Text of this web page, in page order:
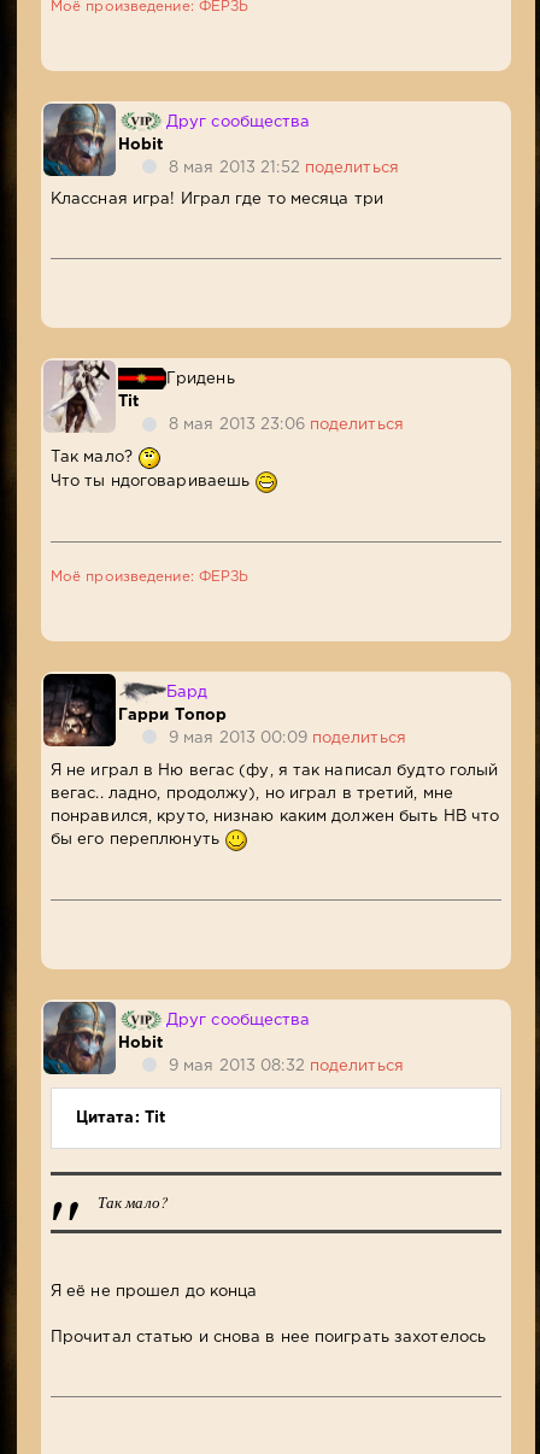
Моё произведение: ФЕРЗЬ
Друг сообщества
Hobit
8 мая 2013 21:52 поделиться
Классная игра! Играл где то месяца три
Гридень
Tit
8 мая 2013 23:06 поделиться
Так мало?
Что ты ндоговариваешь
Моё произведение: ФЕРЗЬ
Бард
Гарри Топор
9 мая 2013 00:09 поделиться
Я не играл в Ню вегас (фу, я так написал будто голый
вегас.. ладно, продолжу), но играл в третий, мне
понравился, круто, низнаю каким должен быть НВ что
бы его переплюнуть
Друг сообщества
Hobit
9 мая 2013 08:32 поделиться
Цитата: Tit
Так мало?
Я её не прошел до конца
Прочитал статью и снова в нее поиграть захотелось